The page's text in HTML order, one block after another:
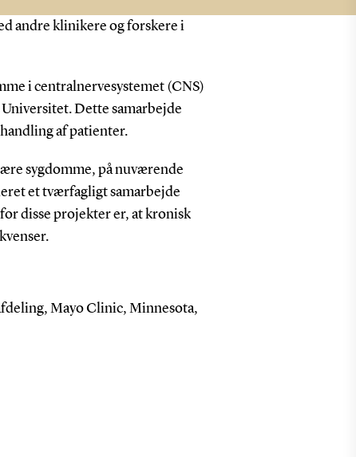
andre klinikere og forskere i
i centralnervesystemet (CNS)
Dette samarbejde
af patienter.
sygdomme, på nuværende
et tværfagligt samarbejde
disse projekter er, at kronisk
Mayo Clinic, Minnesota,